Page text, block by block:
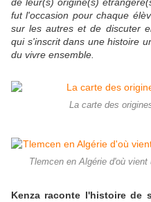
fut l'occasion pour chaque
sur les autres et de discuter
qui s'inscrit dans une histoire
du vivre ensemble.
La carte des
Tlemcen en Algérie d'où
Kenza raconte l'histoire de